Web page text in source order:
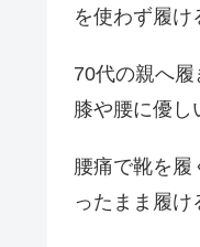
を使わず履け
70代の親へ履
膝や腰に優し
腰痛で靴を履
ったまま履け